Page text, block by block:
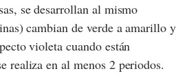
se desarrollan al mismo
cambian de verde a amarillo y
violeta cuando están
realiza en al menos 2 periodos.